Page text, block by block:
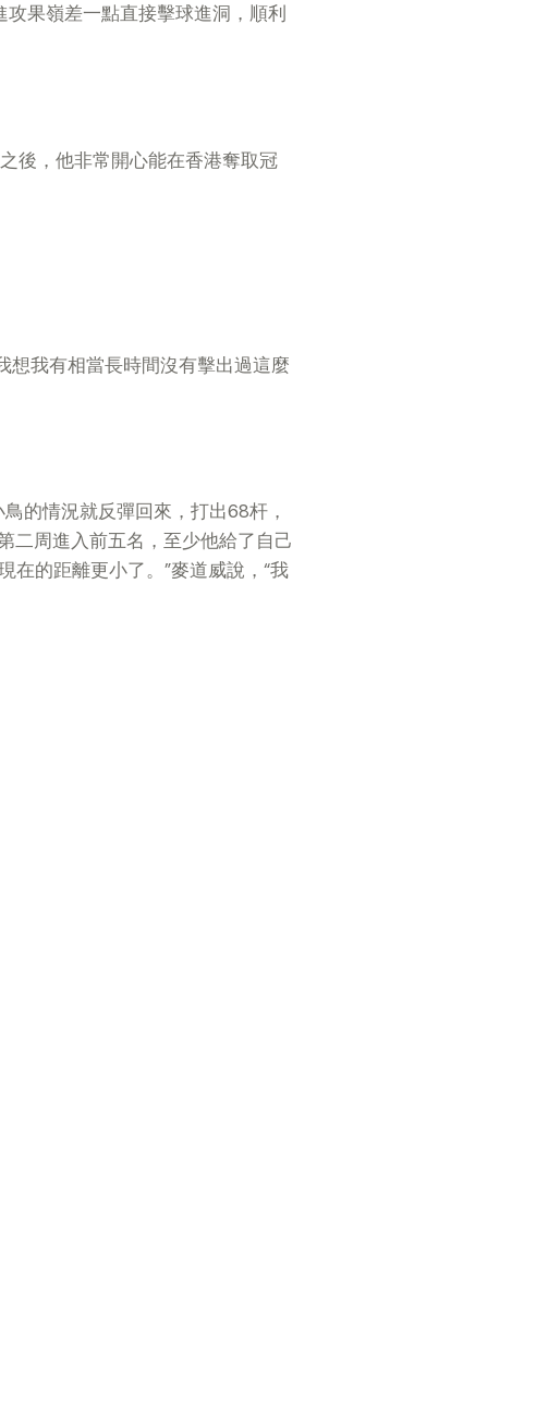
果嶺差一點直接擊球進洞，順利
後，他非常開心能在香港奪取冠
想我有相當長時間沒有擊出過這麼
的情況就反彈回來，打出68杆，
二周進入前五名，至少他給了自己
在的距離更小了。”麥道威說，“我